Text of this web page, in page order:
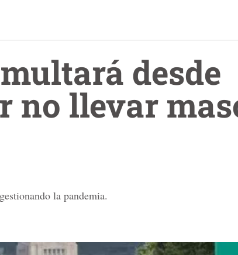
desde
no llevar
la pandemia.